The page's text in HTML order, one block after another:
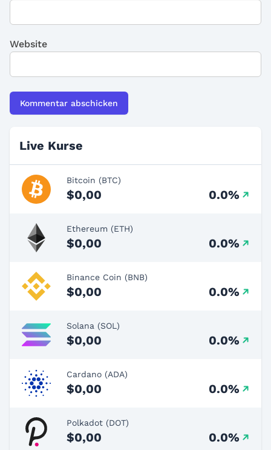
Website
Live Kurse
Bitcoin (BTC)
$0,00 0.0%
Ethereum (ETH)
$0,00 0.0%
Binance Coin (BNB)
$0,00 0.0%
Solana (SOL)
$0,00 0.0%
Cardano (ADA)
$0,00 0.0%
Polkadot (DOT)
$0,00 0.0%